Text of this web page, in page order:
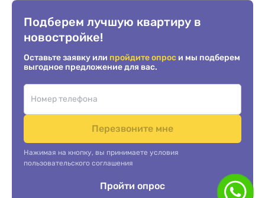
Подберем лучшую квартиру в
новостройке!
Оставьте заявку или пройдите опрос и мы подберем
выгодное предложение для вас.
Перезвоните мне
Нажимая на кнопку, вы принимаете условия
пользовательского соглашения
Пройти опрос